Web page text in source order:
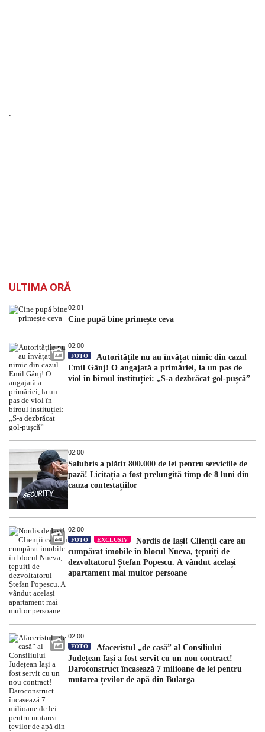
`
ULTIMA ORĂ
02:01
Cine pupă bine primește ceva
02:00
FOTO
Autoritățile nu au învățat nimic din cazul
Emil Gânj! O angajată a primăriei, la un pas de
viol în biroul instituției: „S-a dezbrăcat gol-pușcă”
02:00
Salubris a plătit 800.000 de lei pentru serviciile de
pază! Licitația a fost prelungită timp de 8 luni din
cauza contestațiilor
02:00
FOTO EXCLUSIV
Nordis de Iași! Clienții care au
cumpărat imobile în blocul Nueva, țepuiți de
dezvoltatorul Ștefan Popescu. A vândut același
apartament mai multor persoane
02:00
FOTO
Afaceristul „de casă” al Consiliului
Județean Iași a fost servit cu un nou contract!
Daroconstruct încasează 7 milioane de lei pentru
mutarea țevilor de apă din Bularga